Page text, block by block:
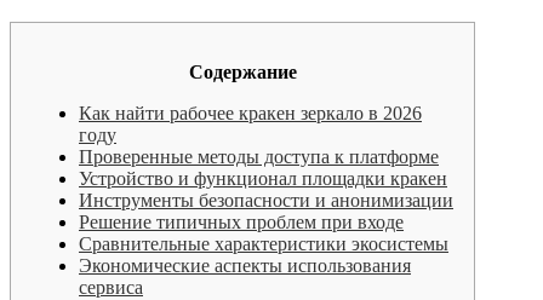
Содержание
Как найти рабочее кракен зеркало в 2026
году
Проверенные методы доступа к платформе
Устройство и функционал площадки кракен
Инструменты безопасности и анонимизации
Решение типичных проблем при входе
Сравнительные характеристики экосистемы
Экономические аспекты использования
сервиса